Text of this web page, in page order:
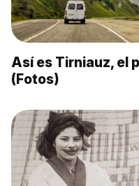
Así es Tirniauz, el
(Fotos)